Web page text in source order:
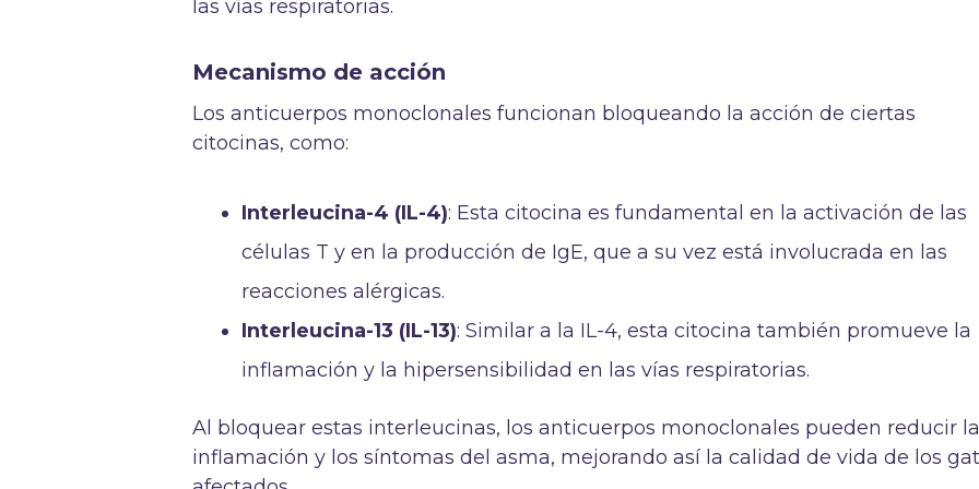
las vías respiratorias.
Mecanismo de acción
Los anticuerpos monoclonales funcionan bloqueando la acción de ciertas
citocinas, como:
Interleucina-4 (IL-4): Esta citocina es fundamental en la activación de las
células T y en la producción de IgE, que a su vez está involucrada en las
reacciones alérgicas.
Interleucina-13 (IL-13): Similar a la IL-4, esta citocina también promueve la
inflamación y la hipersensibilidad en las vías respiratorias.
Al bloquear estas interleucinas, los anticuerpos monoclonales pueden reducir la
inflamación y los síntomas del asma, mejorando así la calidad de vida de los